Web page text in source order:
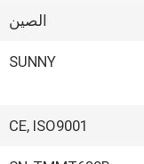
الصين
SUNNY
CE, ISO9001